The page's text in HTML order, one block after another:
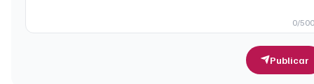
0/500
Publicar